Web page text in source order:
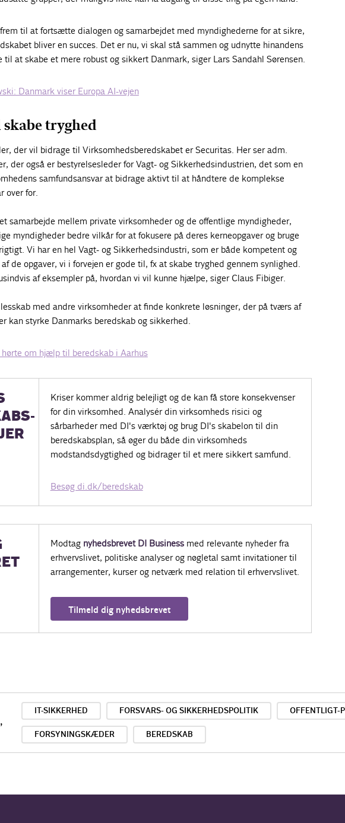
til at fortsætte dialogen og samarbejdet med myndighederne for at sikre,
bliver en succes. Det er nu, vi skal stå sammen og udnytte hinandens
til at skabe et mere robust og sikkert Danmark, siger Lars Sandahl Sørensen.
Danmark viser Europa AI-vejen
tryghed
der vil bidrage til Virksomhedsberedskabet er Securitas. Her ser adm.
der også er bestyrelsesleder for Vagt- og Sikkerhedsindustrien, det som en
samfundsansvar at bidrage aktivt til at håndtere de komplekse
over for.
samarbejde mellem private virksomheder og de offentlige myndigheder,
myndigheder bedre vilkår for at fokusere på deres kerneopgaver og bruge
Vi har en hel Vagt- og Sikkerhedsindustri, som er både kompetent og
de opgaver, vi i forvejen er gode til, fx at skabe tryghed gennem synlighed.
af eksempler på, hvordan vi vil kunne hjælpe, siger Claus Fibiger.
med andre virksomheder at finde konkrete løsninger, der på tværs af
kan styrke Danmarks beredskab og sikkerhed.
om hjælp til beredskab i Aarhus
Kriser kommer aldrig belejligt og de kan få store konsekvenser
for din virksomhed. Analysér din virksomheds risici og
sårbarheder med DI's værktøj og brug DI's skabelon til din
beredskabsplan, så øger du både din virksomheds
modstandsdygtighed og bidrager til et mere sikkert samfund.
Besøg di.dk/beredskab
Modtag nyhedsbrevet DI Businessmed relevante nyheder fra
erhvervslivet, politiske analyser og nøgletal samt invitationer til
arrangementer, kurser og netværk med relation til erhvervslivet.
Tilmeld dig nyhedsbrevet
,
IT-SIKKERHED FORSVARS- OG SIKKERHEDSPOLITIK OFFENTLIGT-
FORSYNINGSKÆDER BEREDSKAB